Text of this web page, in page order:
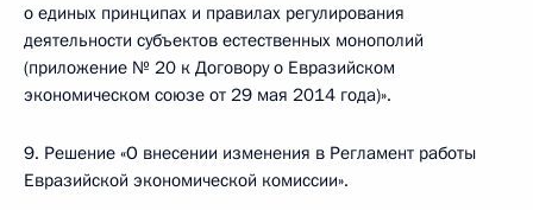
о единых принципах и правилах регулирования
деятельности субъектов естественных монополий
(приложение № 20 к Договору о Евразийском
экономическом союзе от 29 мая 2014 года)».
9. Решение «О внесении изменения в Регламент работы
Евразийской экономической комиссии».